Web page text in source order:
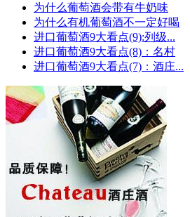
为什么葡萄酒会带有牛奶味
为什么有机葡萄酒不一定好喝
进口葡萄酒9大看点(9):列级...
进口葡萄酒9大看点(8)：名村
进口葡萄酒9大看点(7)：酒庄...